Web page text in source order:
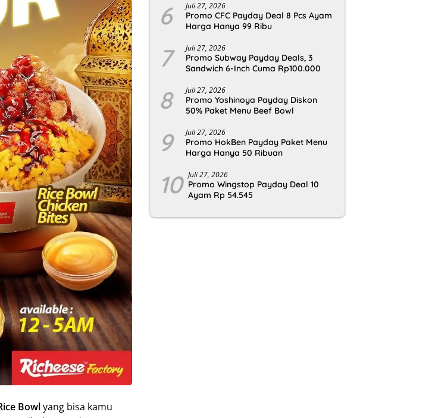
Bowlyang bisa kamu
6 Juli 27, 2026
Promo CFC Payday Deal 8 Pcs Ayam
Harga Hanya 99 Ribu
7 Juli 27, 2026
Promo Subway Payday Deals, 3
Sandwich 6-Inch Cuma Rp100.000
8 Juli 27, 2026
Promo Yoshinoya Payday Diskon
50% Paket Menu Beef Bowl
9 Juli 27, 2026
Promo HokBen Payday Paket Menu
Harga Hanya 50 Ribuan
10 Juli 27, 2026
Promo Wingstop Payday Deal 10
Ayam Rp 54.545